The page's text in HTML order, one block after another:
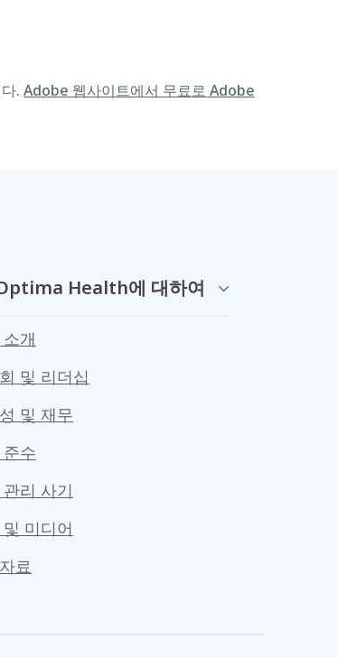
. Adobe 웹사이트에서 무료로 Adobe
Health에 대하여
개
및 리더십
및 재무
수
리 사기
미디어
료